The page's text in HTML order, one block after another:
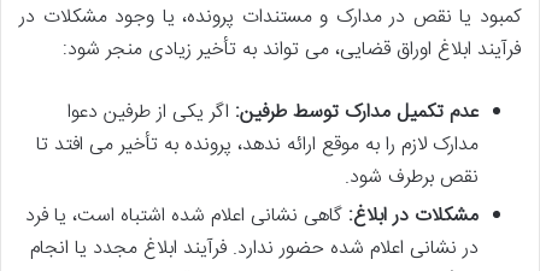
کمبود یا نقص در مدارک و مستندات پرونده، یا وجود مشکلات در
فرآیند ابلاغ اوراق قضایی، می تواند به تأخیر زیادی منجر شود:
عدم تکمیل مدارک توسط طرفین: اگر یکی از طرفین دعوا
مدارک لازم را به موقع ارائه ندهد، پرونده به تأخیر می افتد تا
نقص برطرف شود.
مشکلات در ابلاغ: گاهی نشانی اعلام شده اشتباه است، یا فرد
در نشانی اعلام شده حضور ندارد. فرآیند ابلاغ مجدد یا انجام